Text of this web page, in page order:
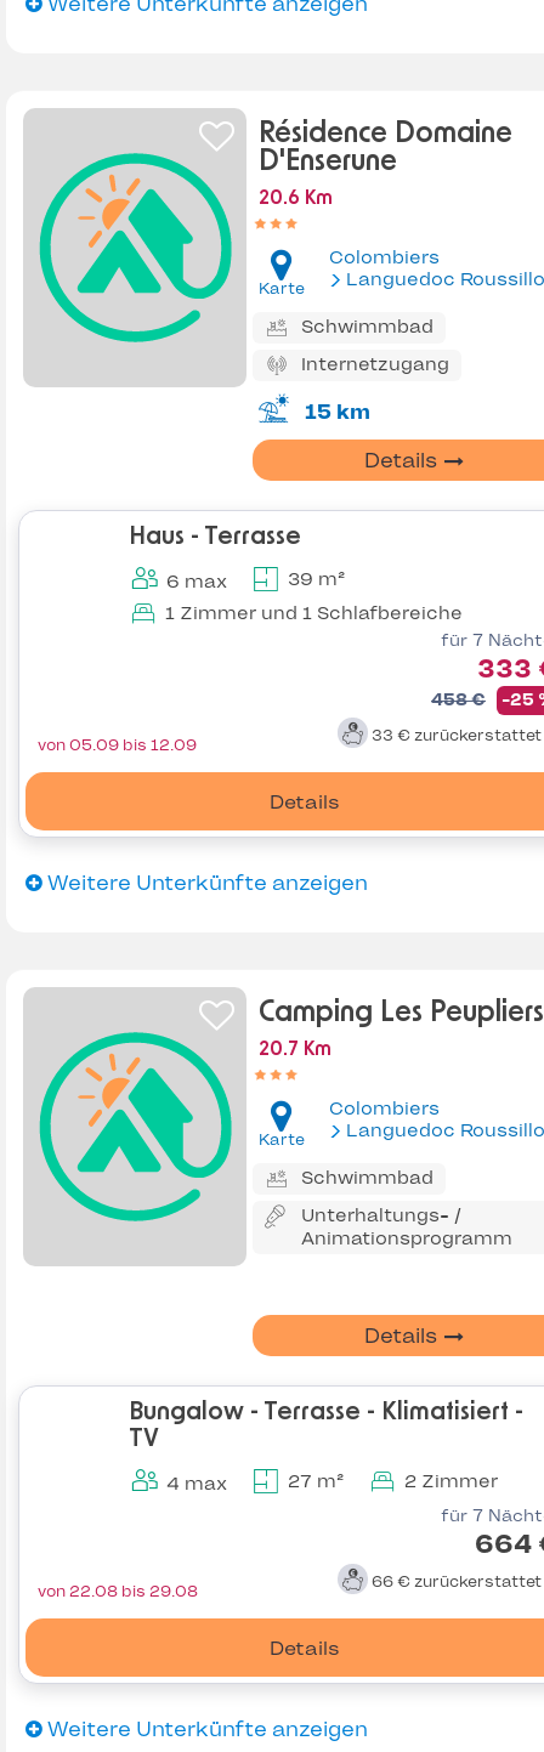
Résidence Domaine
D'Enserune
20.6 Km
Karte
Colombiers
Languedoc
Schwimmbad
Internetzugang
15 km
Details
Haus - Terrasse
6 max
39 m²
1 Zimmer und 1 Schlafbereiche
für 7
333
458 € -25
33 € zurückerstattet
Details
von 05.09 bis 12.09
Weitere Unterkünfte anzeigen
Camping Les Peupliers
20.7 Km
Karte
Colombiers
Languedoc
Schwimmbad
Unterhaltungs- /
Animationsprogramm
Details
Bungalow - Terrasse - Klimatisiert -
TV
4 max 27 m² 2 Zimmer
für 7
664
66 € zurückerstattet
Details
von 22.08 bis 29.08
Weitere Unterkünfte anzeigen